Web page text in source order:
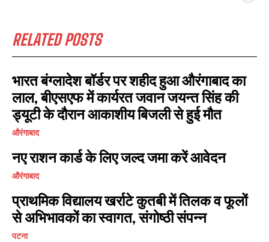
RELATED POSTS
भारत बंग्लादेश बॉर्डर पर शहीद हुआ औरंगाबाद का
लाल, बीएसएफ में कार्यरत जवान जयन्त सिंह की
ड्यूटी के दौरान आकाशीय बिजली से हुई मौत
औरंगाबाद
नए राशन कार्ड के लिए जल्द जमा करें आवेदन
औरंगाबाद
प्राथमिक विद्यालय खर्राटे कुतबी में तिलक व फूलों
से अभिभावकों का स्वागत, संगोष्ठी संपन्न
पटना